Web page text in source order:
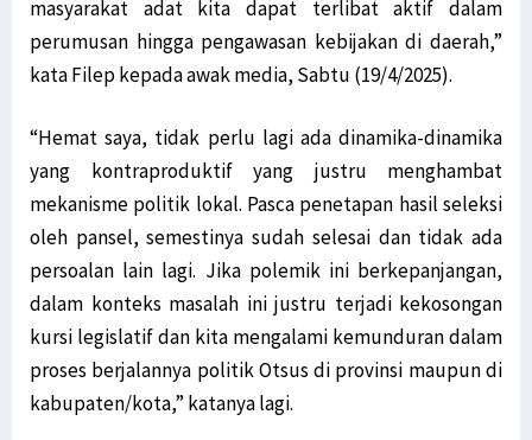
masyarakat adat kita dapat terlibat aktif dalam
perumusan hingga pengawasan kebijakan di daerah,”
kata Filep kepada awak media, Sabtu (19/4/2025).
“Hemat saya, tidak perlu lagi ada dinamika-dinamika
yang kontraproduktif yang justru menghambat
mekanisme politik lokal. Pasca penetapan hasil seleksi
oleh pansel, semestinya sudah selesai dan tidak ada
persoalan lain lagi. Jika polemik ini berkepanjangan,
dalam konteks masalah ini justru terjadi kekosongan
kursi legislatif dan kita mengalami kemunduran dalam
proses berjalannya politik Otsus di provinsi maupun di
kabupaten/kota,” katanya lagi.